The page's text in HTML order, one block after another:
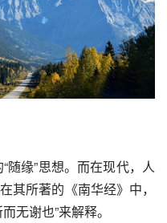
其所著的《南华经》中，
无谢也”来解释。